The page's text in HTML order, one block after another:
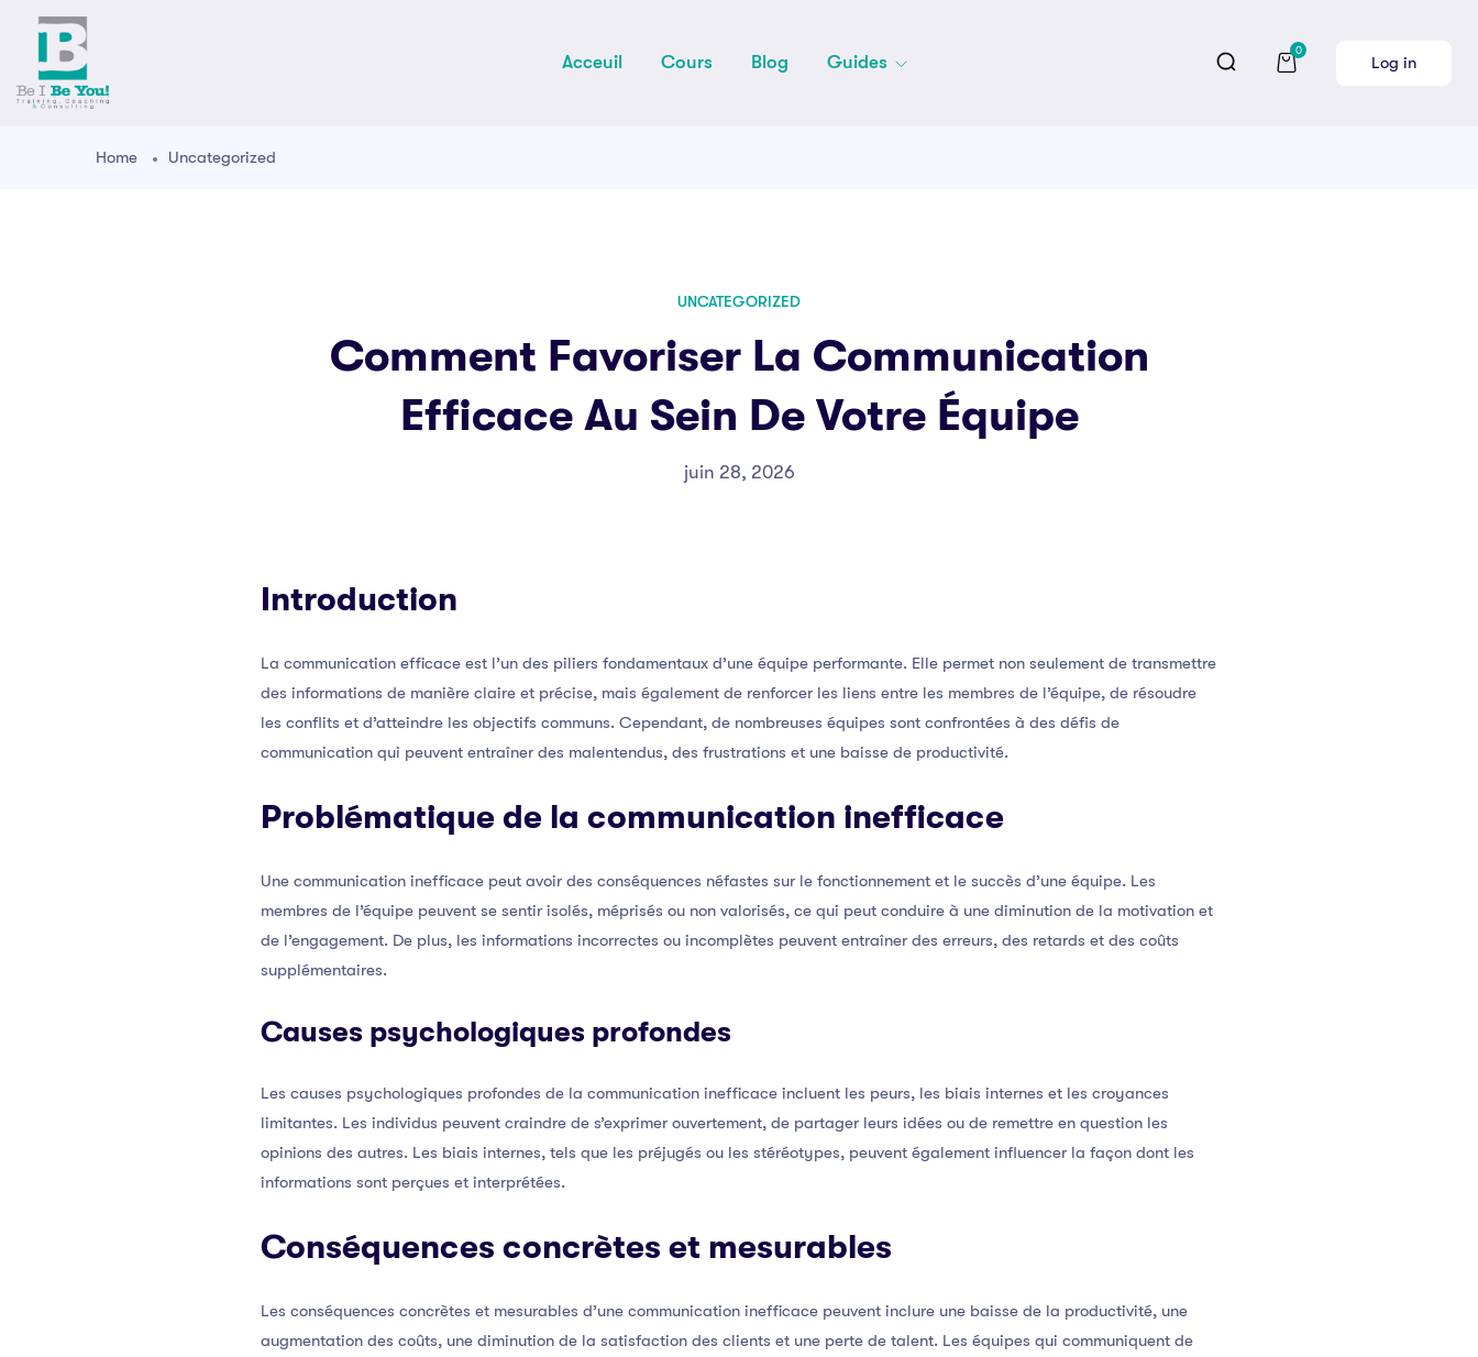
Acceuil Cours Blog Guides
0
Log in
Home Uncategorized
UNCATEGORIZED
Comment Favoriser La Communication
Efficace Au Sein De Votre Équipe
juin 28, 2026
Introduction
La communication efficace est l’un des piliers fondamentaux d’une équipe performante. Elle permet non seulement de transmettre
des informations de manière claire et précise, mais également de renforcer les liens entre les membres de l’équipe, de résoudre
les conflits et d’atteindre les objectifs communs. Cependant, de nombreuses équipes sont confrontées à des défis de
communication qui peuvent entraîner des malentendus, des frustrations et une baisse de productivité.
Problématique de la communication inefficace
Une communication inefficace peut avoir des conséquences néfastes sur le fonctionnement et le succès d’une équipe. Les
membres de l’équipe peuvent se sentir isolés, méprisés ou non valorisés, ce qui peut conduire à une diminution de la motivation et
de l’engagement. De plus, les informations incorrectes ou incomplètes peuvent entraîner des erreurs, des retards et des coûts
supplémentaires.
Causes psychologiques profondes
Les causes psychologiques profondes de la communication inefficace incluent les peurs, les biais internes et les croyances
limitantes. Les individus peuvent craindre de s’exprimer ouvertement, de partager leurs idées ou de remettre en question les
opinions des autres. Les biais internes, tels que les préjugés ou les stéréotypes, peuvent également influencer la façon dont les
informations sont perçues et interprétées.
Conséquences concrètes et mesurables
Les conséquences concrètes et mesurables d’une communication inefficace peuvent inclure une baisse de la productivité, une
augmentation des coûts, une diminution de la satisfaction des clients et une perte de talent. Les équipes qui communiquent de